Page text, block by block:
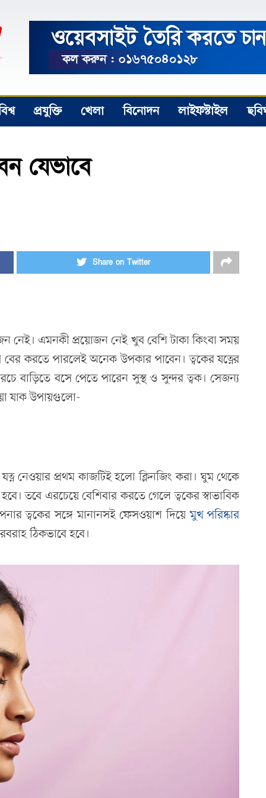
প্রযুক্তি খেলা বিনোদন লাইফস্টাইল
যেভাবে
Share on Twitter
নেই। এমনকী প্রয়োজন নেই খুব বেশি টাকা কিংবা সময়
করতে পারলেই অনেক উপকার পাবেন। ত্বকের যত্নের
বাড়িতে বসে পেতে পারেন সুস্থ ও সুন্দর ত্বক। সেজন্য
যাক উপায়গুলো-
নেওয়ার প্রথম কাজটিই হলো ক্লিনজিং করা। ঘুম থেকে
তবে এরচেয়ে বেশিবার করতে গেলে ত্বকের স্বাভাবিক
ত্বকের সঙ্গে মানানসই ফেসওয়াশ দিয়েমুখ পরিষ্কার
ঠিকভাবে হবে।